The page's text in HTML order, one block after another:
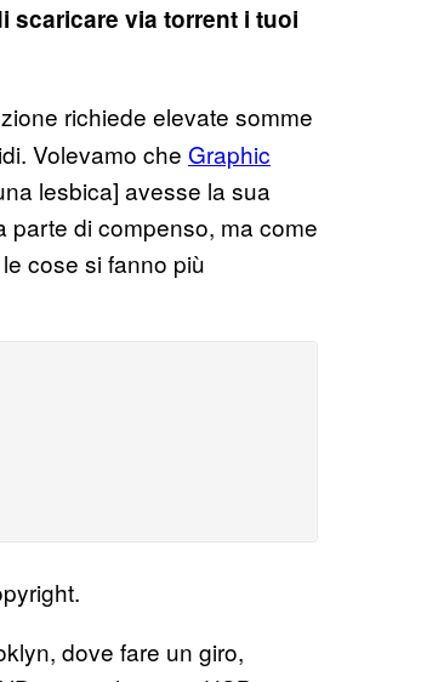
scaricare via torrent i tuoi
richiede elevate somme
Volevamo che Graphic
lesbica] avesse la sua
parte di compenso, ma come
cose si fanno più
dove fare un giro,